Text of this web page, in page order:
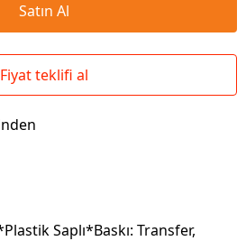
Satın Al
Fiyat teklifi al
Saplı*Baskı: Transfer,